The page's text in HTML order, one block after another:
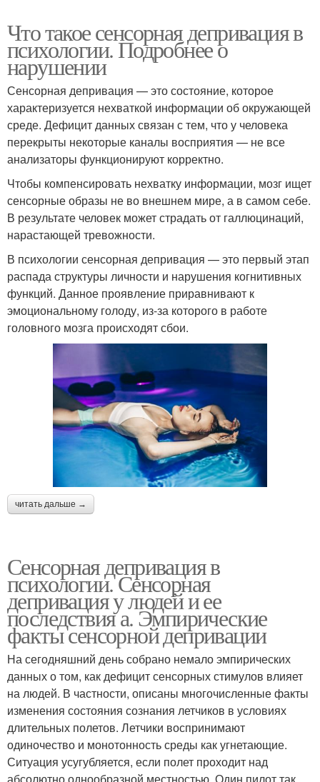
Что такое сенсорная депривация в
психологии. Подробнее о
нарушении
Сенсорная депривация — это состояние, которое
характеризуется нехваткой информации об окружающей
среде. Дефицит данных связан с тем, что у человека
перекрыты некоторые каналы восприятия — не все
анализаторы функционируют корректно.
Чтобы компенсировать нехватку информации, мозг ищет
сенсорные образы не во внешнем мире, а в самом себе.
В результате человек может страдать от галлюцинаций,
нарастающей тревожности.
В психологии сенсорная депривация — это первый этап
распада структуры личности и нарушения когнитивных
функций. Данное проявление приравнивают к
эмоциональному голоду, из-за которого в работе
головного мозга происходят сбои.
читать дальше →
Сенсорная депривация в
психологии. Сенсорная
депривация у людей и ее
последствия а. Эмпирические
факты сенсорной депривации
На сегодняшний день собрано немало эмпирических
данных о том, как дефицит сенсорных стимулов влияет
на людей. В частности, описаны многочисленные факты
изменения состояния сознания летчиков в условиях
длительных полетов. Летчики воспринимают
одиночество и монотонность среды как угнетающие.
Ситуация усугубляется, если полет проходит над
абсолютно однообразной местностью. Один пилот так